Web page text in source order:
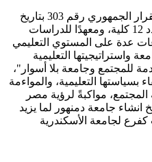
تأسست جامعة دمنهور بمقتضى القرار الجمهوري رقم 303 بتاريخ
26-10-2010، هذا وتضم الجامعة عدد 12 كلية، ومعهدًا للدراسات
عدة على المستوي التعليمي
واستراتيجيتها التعليمية
للمجتمع وجامعة بلا أسوار"،
بسياستها التعليمية، والمواءمة
مواكبةً لرؤية مصر
انشاء جامعة دمنهور لما يزيد
لجامعة الأسكندرية